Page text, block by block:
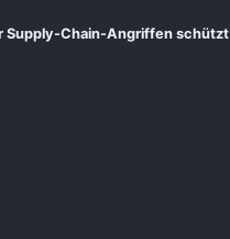
Supply-Chain-Angriffen schützt